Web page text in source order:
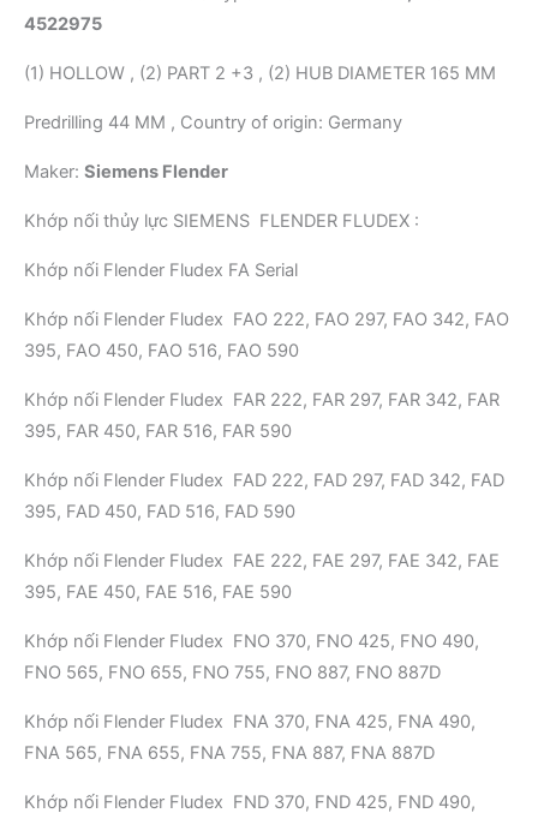
4522975
(1) HOLLOW , (2) PART 2 +3 , (2) HUB DIAMETER 165 MM
Predrilling 44 MM , Country of origin: Germany
Maker: Siemens Flender
Khớp nối thủy lực SIEMENS FLENDER FLUDEX :
Khớp nối Flender Fludex FA Serial
Khớp nối Flender Fludex FAO 222, FAO 297, FAO 342, FAO
395, FAO 450, FAO 516, FAO 590
Khớp nối Flender Fludex FAR 222, FAR 297, FAR 342, FAR
395, FAR 450, FAR 516, FAR 590
Khớp nối Flender Fludex FAD 222, FAD 297, FAD 342, FAD
395, FAD 450, FAD 516, FAD 590
Khớp nối Flender Fludex FAE 222, FAE 297, FAE 342, FAE
395, FAE 450, FAE 516, FAE 590
Khớp nối Flender Fludex FNO 370, FNO 425, FNO 490,
FNO 565, FNO 655, FNO 755, FNO 887, FNO 887D
Khớp nối Flender Fludex FNA 370, FNA 425, FNA 490,
FNA 565, FNA 655, FNA 755, FNA 887, FNA 887D
Khớp nối Flender Fludex FND 370, FND 425, FND 490,